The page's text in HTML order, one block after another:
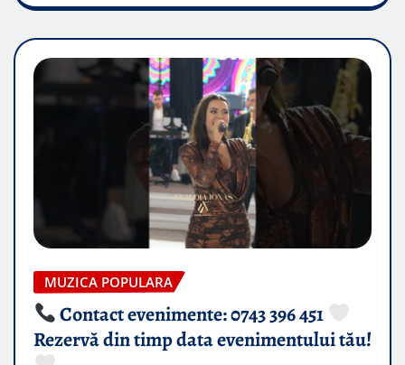
MUZICA POPULARA
Contact evenimente: 0743 396 451
Rezervă din timp data evenimentului tău!